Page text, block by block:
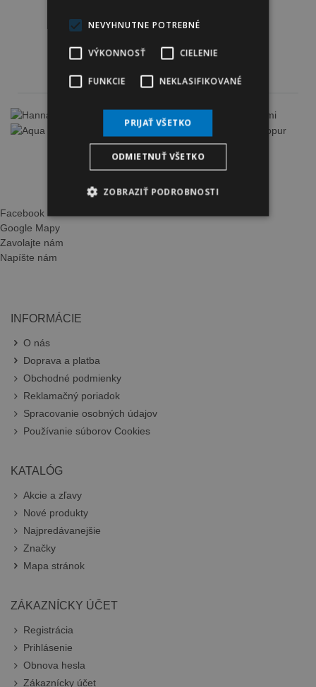
NAŠE E-SHOPY
Facebook
Google Mapy
Zavolajte nám
Napíšte nám
INFORMÁCIE
O nás
Doprava a platba
Obchodné podmienky
Reklamačný poriadok
Spracovanie osobných údajov
Používanie súborov Cookies
KATALÓG
Akcie a zľavy
Nové produkty
Najpredávanejšie
Značky
Mapa stránok
ZÁKAZNÍCKY ÚČET
Registrácia
Prihlásenie
Obnova hesla
Zákaznícky účet
NEVYHNUTNE POTREBNÉ
VÝKONNOSŤ CIELENIE
FUNKCIE NEKLASIFIKOVANÉ
PRIJAŤ VŠETKO
ODMIETNUŤ VŠETKO
ZOBRAZIŤ PODROBNOSTI